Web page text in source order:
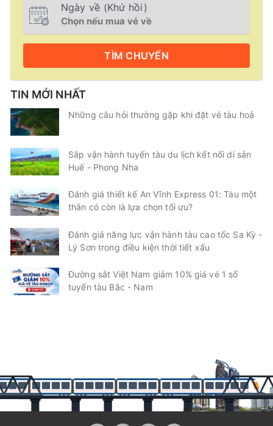
Ngày về (Khứ hồi)
TÌM CHUYẾN
TIN MỚI NHẤT
Những câu hỏi thường gặp khi đặt vé tàu hoả
Sắp vận hành tuyến tàu du lịch kết nối di sản
Huế - Phong Nha
Đánh giá thiết kế An Vĩnh Express 01: Tàu một
thân có còn là lựa chọn tối ưu?
Đánh giá năng lực vận hành tàu cao tốc Sa Kỳ -
Lý Sơn trong điều kiện thời tiết xấu
Đường sắt Việt Nam giảm 10% giá vé 1 số
tuyến tàu Bắc - Nam